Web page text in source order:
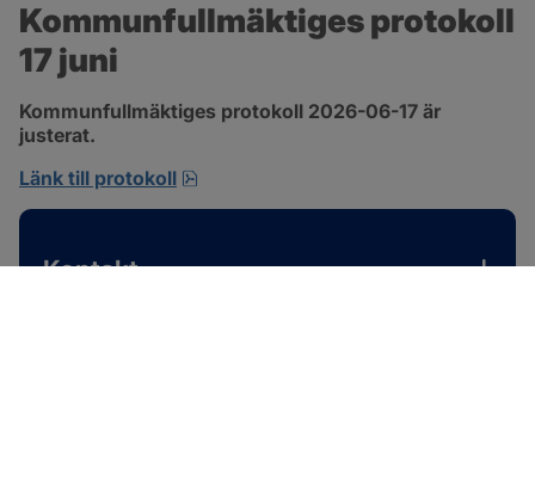
Kommunfullmäktiges protokoll
17 juni
Kommunfullmäktiges protokoll 2026-06-17 är
justerat.
Länk till protokoll
Kontakt